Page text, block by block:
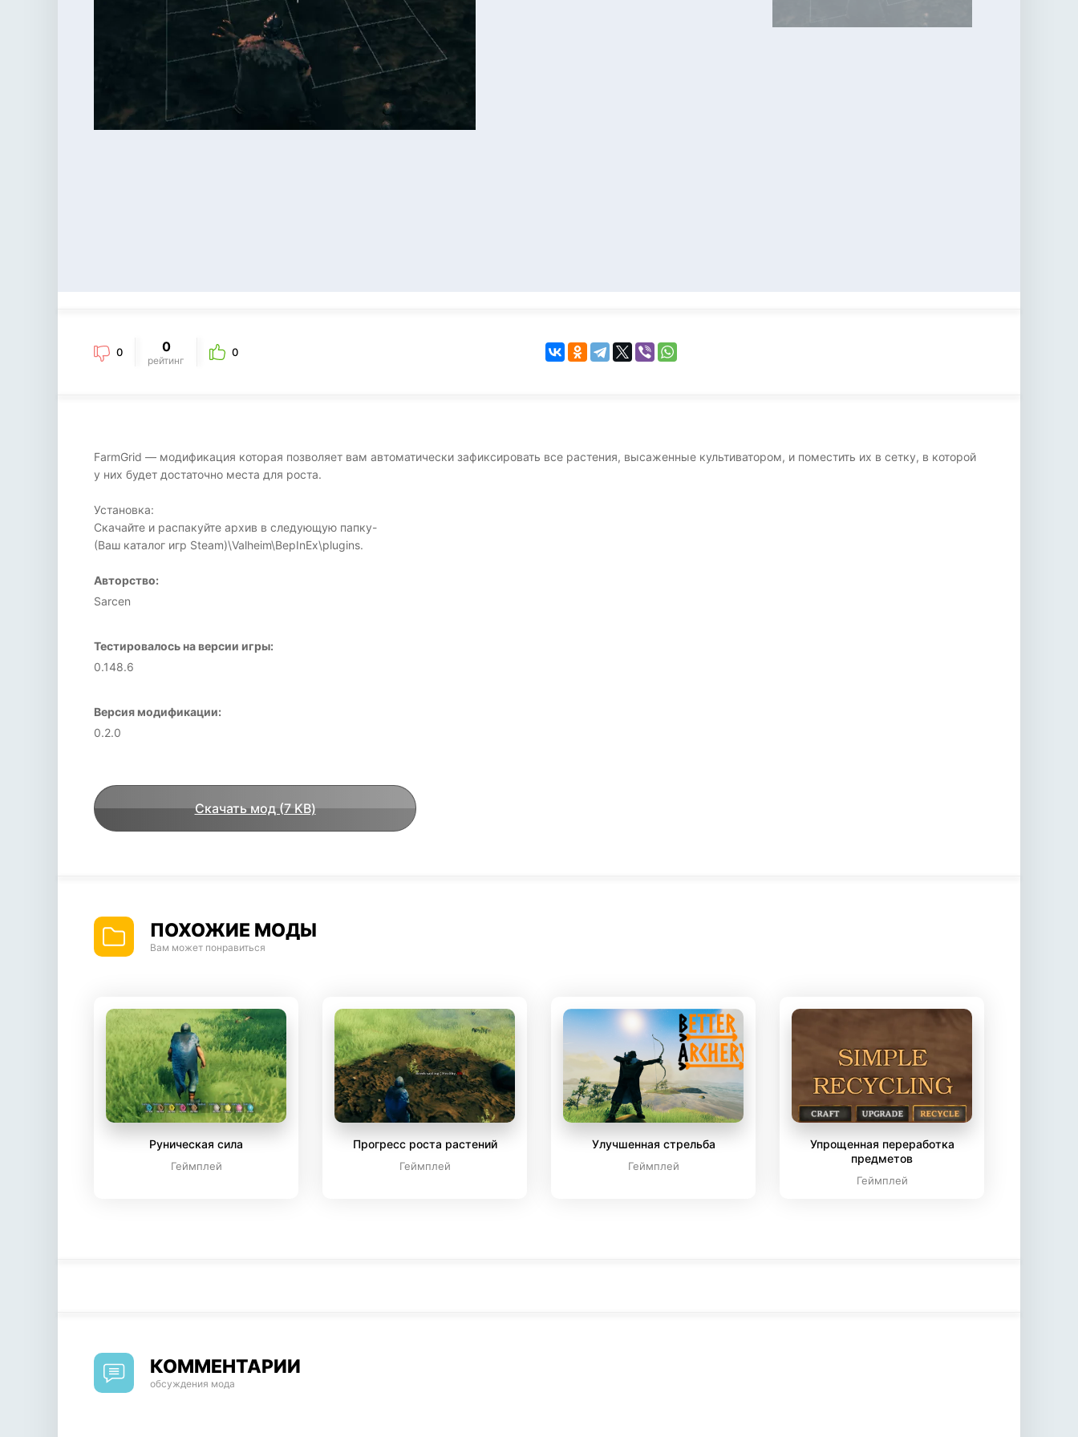
0 0
рейтинг
0
FarmGrid — модификация которая позволяет вам автоматически зафиксировать все растения, высаженные культиватором, и поместить их в сетку, в которой
у них будет достаточно места для роста.
Установка:
Скачайте и распакуйте архив в следующую папку-
(Ваш каталог игр Steam)\Valheim\BepInEx\plugins.
Авторство:
Sarcen
Тестировалось на версии игры:
0.148.6
Версия модификации:
0.2.0
Скачать мод (7 KB)
ПОХОЖИЕ МОДЫ
Вам может понравиться
Руническая сила
Геймплей
Прогресс роста растений
Геймплей
Улучшенная стрельба
Геймплей
Упрощенная переработка
предметов
Геймплей
КОММЕНТАРИИ
обсуждения мода